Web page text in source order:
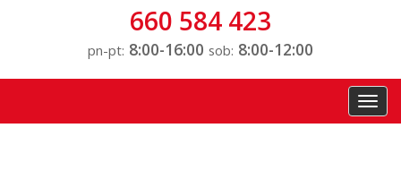
660 584 423
pn-pt: 8:00-16:00 sob: 8:00-12:00